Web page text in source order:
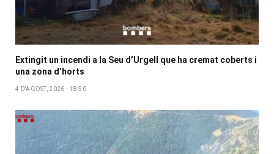
Extingit un incendi a la Seu d’Urgell que ha cremat coberts i
una zona d’horts
4 D'AGOST, 2026 - 18:50